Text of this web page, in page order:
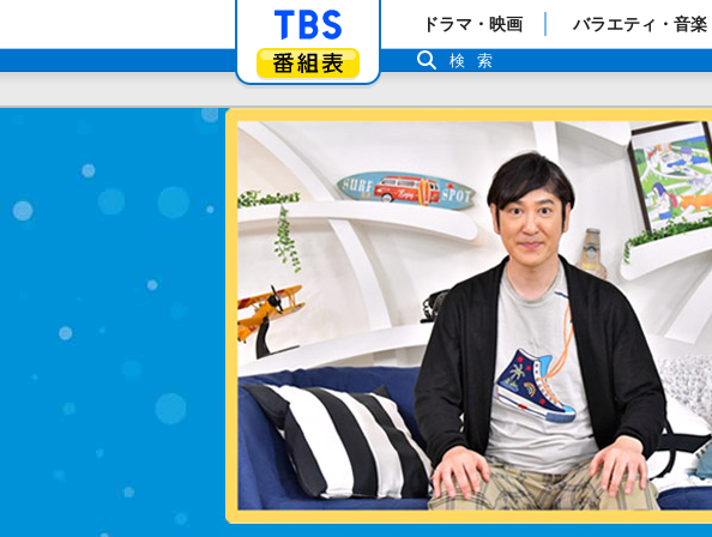
「TBSテレビ」トップページ
番組表
ドラマ・映画 バラエティ・音楽
検索